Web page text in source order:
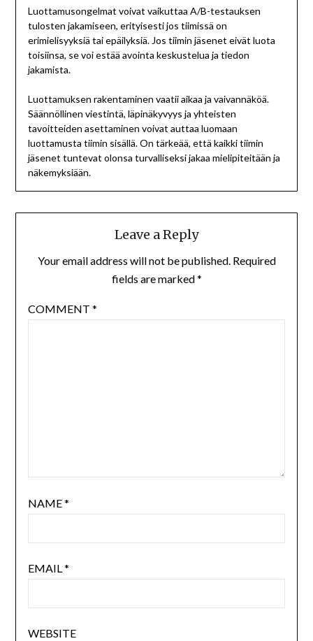
Luottamusongelmat voivat vaikuttaa A/B-testauksen
tulosten jakamiseen, erityisesti jos tiimissä on
erimielisyyksiä tai epäilyksiä. Jos tiimin jäsenet eivät luota
toisiinsa, se voi estää avointa keskustelua ja tiedon
jakamista.
Luottamuksen rakentaminen vaatii aikaa ja vaivannäköä.
Säännöllinen viestintä, läpinäkyvyys ja yhteisten
tavoitteiden asettaminen voivat auttaa luomaan
luottamusta tiimin sisällä. On tärkeää, että kaikki tiimin
jäsenet tuntevat olonsa turvalliseksi jakaa mielipiteitään ja
näkemyksiään.
Leave a Reply
Your email address will not be published. Required
fields are marked*
COMMENT *
NAME*
EMAIL*
WEBSITE